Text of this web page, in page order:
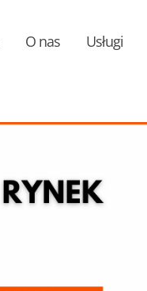
O nas Usługi